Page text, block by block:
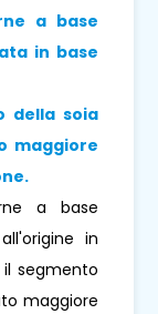
a base
in base
della soia
maggiore
.
a base
in
il segmento
maggiore